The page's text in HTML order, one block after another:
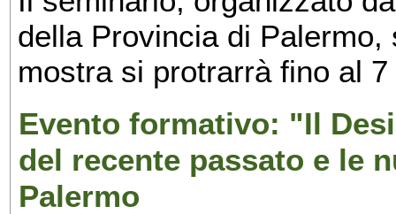
della Provincia di
mostra si protrarrà fino al
Evento formativo: "Il
del recente passato e le
Palermo